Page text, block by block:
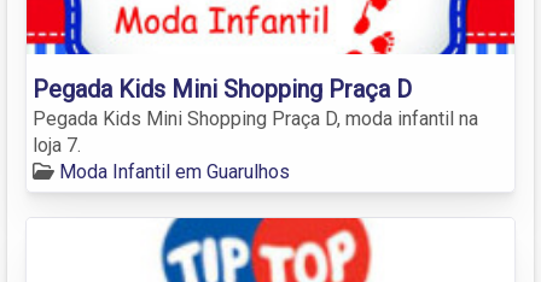
Pegada Kids Mini Shopping Praça D
Pegada Kids Mini Shopping Praça D, moda infantil na
loja 7.
Moda Infantil em Guarulhos